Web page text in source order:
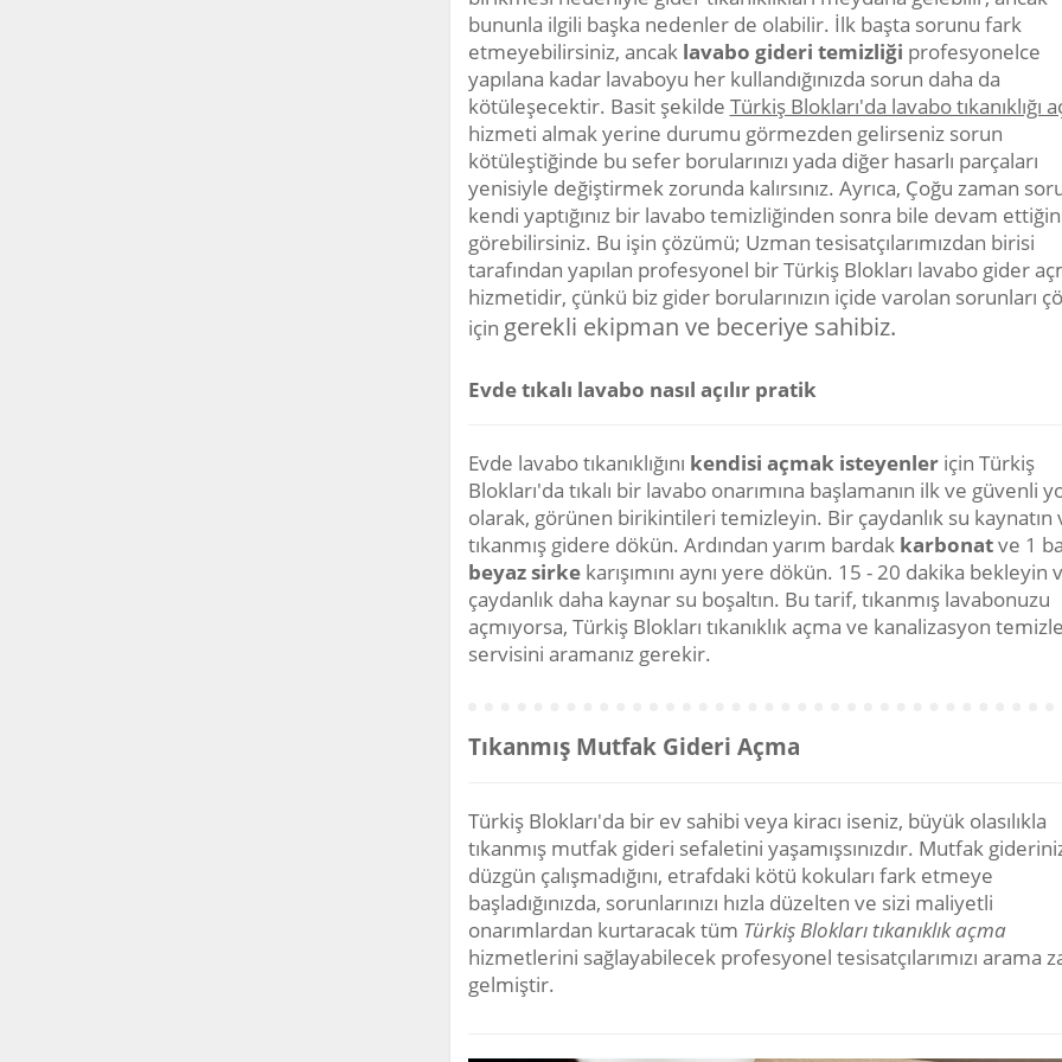
bununla ilgili başka nedenler de olabilir. İlk başta sorunu fark
etmeyebilirsiniz, ancak lavabo gideri temizliği profesyonelce
yapılana kadar lavaboyu her kullandığınızda sorun daha da
kötüleşecektir. Basit şekilde Türkiş Blokları'da lavabo tıkanıklığı
hizmeti almak yerine durumu görmezden gelirseniz sorun
kötüleştiğinde bu sefer borularınızı yada diğer hasarlı parçaları
yenisiyle değiştirmek zorunda kalırsınız. Ayrıca, Çoğu zaman
kendi yaptığınız bir lavabo temizliğinden sonra bile devam
görebilirsiniz. Bu işin çözümü; Uzman tesisatçılarımızdan birisi
tarafından yapılan profesyonel bir Türkiş Blokları lavabo gider
hizmetidir, çünkü biz gider borularınızın içide varolan sorunları
için gerekli ekipman ve beceriye sahibiz.
Evde tıkalı lavabo nasıl açılır pratik
Evde lavabo tıkanıklığını kendisi açmak isteyenleriçin Türkiş
Blokları'da tıkalı bir lavabo onarımına başlamanın ilk ve güvenli
olarak, görünen birikintileri temizleyin. Bir çaydanlık su kaynatın
tıkanmış gidere dökün. Ardından yarım bardak karbonatve 1
beyaz sirkekarışımını aynı yere dökün. 15 - 20 dakika bekleyin
çaydanlık daha kaynar su boşaltın. Bu tarif, tıkanmış lavabonuzu
açmıyorsa, Türkiş Blokları tıkanıklık açma ve kanalizasyon
servisini aramanız gerekir.
Tıkanmış Mutfak Gideri Açma
Türkiş Blokları'da bir ev sahibi veya kiracı iseniz, büyük olasılıkla
tıkanmış mutfak gideri sefaletini yaşamışsınızdır. Mutfak
düzgün çalışmadığını, etrafdaki kötü kokuları fark etmeye
başladığınızda, sorunlarınızı hızla düzelten ve sizi maliyetli
onarımlardan kurtaracak tüm Türkiş Blokları tıkanıklık açma
hizmetlerini sağlayabilecek profesyonel tesisatçılarımızı arama
gelmiştir.